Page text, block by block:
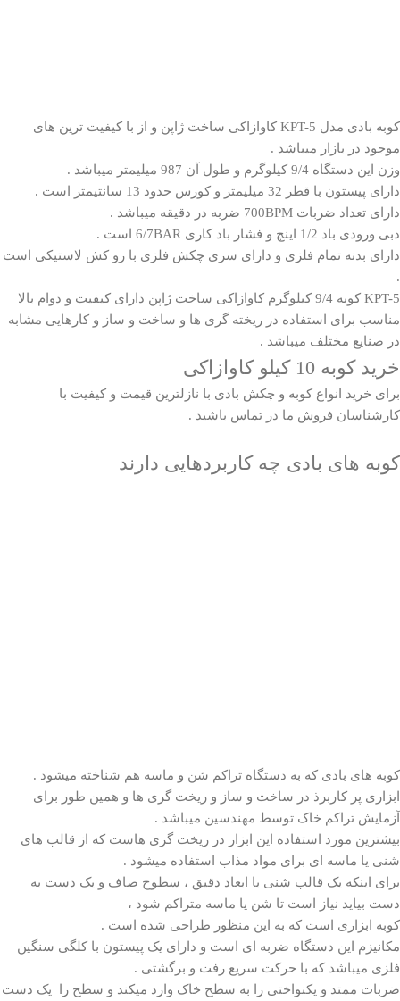
کوبه بادی مدل KPT-5
کاوازاکی ساخت ژاپن و از با کیفیت ترین های
موجود در بازار میباشد .
وزن این دستگاه 9/4 کیلوگرم و طول آن 987 میلیمتر میباشد .
دارای پیستون با قطر 32 میلیمتر و کورس حدود 13 سانتیمتر است .
دارای تعداد ضربات 700BPM ضربه در دقیقه میباشد .
دبی ورودی باد 1/2 اینچ و فشار باد کاری 6/7BAR است .
دارای بدنه تمام فلزی و دارای سری چکش فلزی با رو کش لاستیکی است
.
KPT-5 کوبه 9/4 کیلوگرم کاوازاکی ساخت ژاپن دارای کیفیت و دوام بالا
مناسب برای استفاده در ریخته گری ها و ساخت و ساز و کارهایی مشابه
در صنایع مختلف میباشد .
خرید کوبه 10 کیلو کاوازاکی
برای خرید انواع کوبه و چکش بادی با نازلترین قیمت و کیفیت با
کارشناسان فروش ما در تماس باشید .
کوبه های بادی چه کاربردهایی دارند
کوبه های بادی که به دستگاه تراکم شن و ماسه هم شناخته میشود .
ابزاری پر کاربرذ در ساخت و ساز و ریخت گری ها و همین طور برای
آزمایش تراکم خاک توسط مهندسین میباشد .
بیشترین مورد استفاده این ابزار در ریخت گری هاست که از قالب های
شنی یا ماسه ای برای مواد مذاب استفاده میشود .
برای اینکه یک قالب شنی با ابعاد دقیق ، سطوح صاف و یک دست به
دست بیاید نیاز است تا شن یا ماسه متراکم شود ،
کوبه ابزاری است که به این منظور طراحی شده است .
مکانیزم این دستگاه ضربه ای است و دارای یک پیستون با کلگی سنگین
فلزی میباشد که با حرکت سریع رفت و برگشتی .
ضربات ممتد و یکنواختی را به سطح خاک وارد میکند و سطح را یک دست